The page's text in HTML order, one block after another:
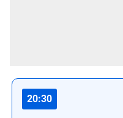
20:30